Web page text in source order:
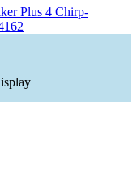
Plus 4 Chirp-